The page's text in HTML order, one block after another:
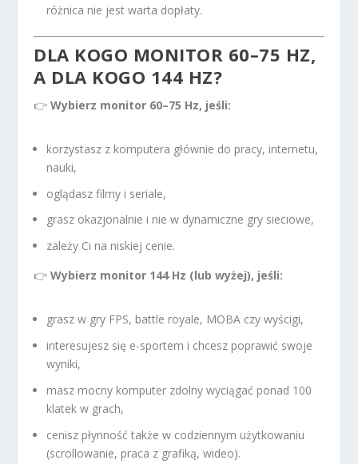
różnica nie jest warta dopłaty.
DLA KOGO MONITOR 60–75 HZ,
A DLA KOGO 144 HZ?
👉Wybierz monitor 60–75 Hz, jeśli:
korzystasz z komputera głównie do pracy, internetu,
nauki,
oglądasz filmy i seriale,
grasz okazjonalnie i nie w dynamiczne gry sieciowe,
zależy Ci na niskiej cenie.
👉Wybierz monitor 144 Hz (lub wyżej), jeśli:
grasz w gry FPS, battle royale, MOBA czy wyścigi,
interesujesz się e-sportem i chcesz poprawić swoje
wyniki,
masz mocny komputer zdolny wyciągać ponad 100
klatek w grach,
cenisz płynność także w codziennym użytkowaniu
(scrollowanie, praca z grafiką, wideo).